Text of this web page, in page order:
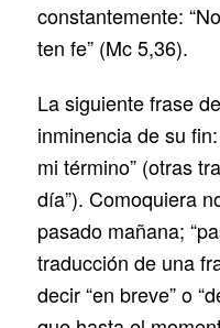
constantemente:
ten fe” (Mc 5,36).
La siguiente frase
inminencia de su
mi término” (otras
día”). Comoquiera
pasado mañana;
traducción de una
decir “en breve” o